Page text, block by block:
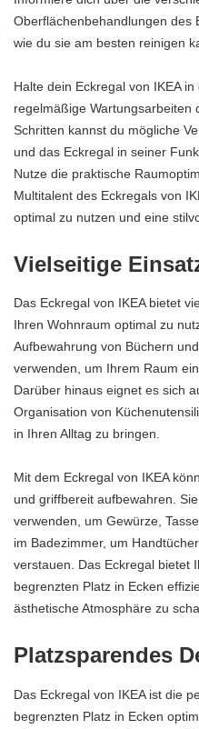
Oberflächenbehandlungen des
wie du sie am besten reinigen
Halte dein Eckregal von IKEA
regelmäßige Wartungsarbeiten
Schritten kannst du mögliche
und das Eckregal in seiner
Nutze die praktische
Multitalent des Eckregals von
optimal zu nutzen und eine
Vielseitige
Das Eckregal von IKEA bietet
Ihren Wohnraum optimal zu
Aufbewahrung von Büchern
verwenden, um Ihrem Raum
Darüber hinaus eignet es sich
Organisation von
in Ihren Alltag zu bringen.
Mit dem Eckregal von IKEA
und griffbereit aufbewahren.
verwenden, um Gewürze,
im Badezimmer, um
verstauen. Das Eckregal bietet
begrenzten Platz in Ecken
ästhetische Atmosphäre zu
Platzsparendes
Das Eckregal von IKEA ist die
begrenzten Platz in Ecken